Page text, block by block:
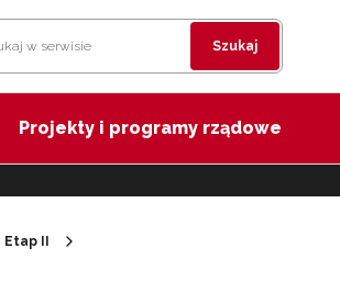
Szukaj
Projekty i programy rządowe
II